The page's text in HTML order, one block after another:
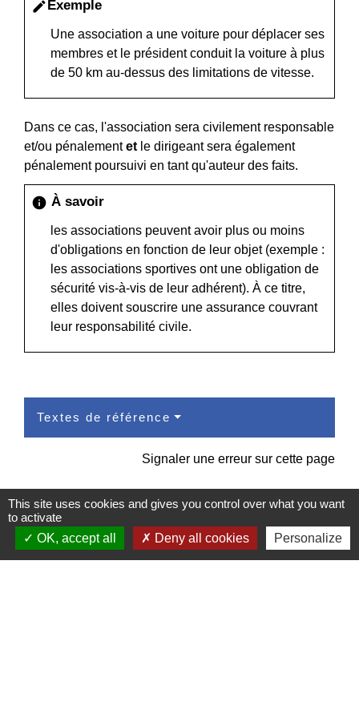
edit Exemple
Une association a une voiture pour déplacer ses
membres et le président conduit la voiture à plus
de 50 km au-dessus des limitations de vitesse.
Dans ce cas, l'association sera civilement responsable
et/ou pénalementet le dirigeant sera également
pénalement poursuivi en tant qu'auteur des faits.
info À savoir
les associations peuvent avoir plus ou moins
d'obligations en fonction de leur objet (exemple :
les associations sportives ont une obligation de
sécurité vis-à-vis de leur adhérent). À ce titre,
elles doivent souscrire une assurance couvrant
leur responsabilité civile.
Textes de référence
Signaler une erreur sur cette page
Contacts
This site uses cookies and gives you control over what you want
to activate
OK, accept all
Deny all cookies Personalize